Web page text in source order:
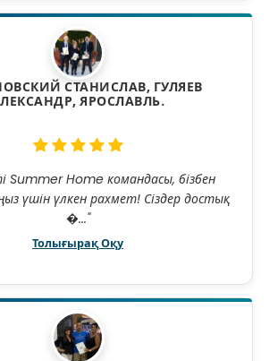
СТАНИСЛАВ, ГУЛЯЕВ
ЯРОСЛАВЛЬ.
Summer Home командасы, бізбен
үшін үлкен рахмет! Сіздер достық
�..."
Толығырақ Оқу